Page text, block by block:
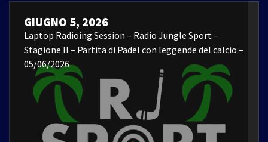
GIUGNO 5, 2026
Laptop Radioing Session – Radio Jungle Sport –
Stagione II – Partita di Padel con leggende del calcio –
05/06/2026